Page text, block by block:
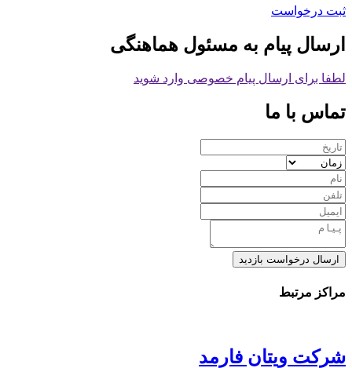
ثبت درخواست
ارسال پیام به مسئول هماهنگی
لطفا برای ارسال پیام خصوصی وارد شوید
تماس با ما
ارسال درخواست بازدید
مراکز مرتبط
شرکت ویتان فارمد